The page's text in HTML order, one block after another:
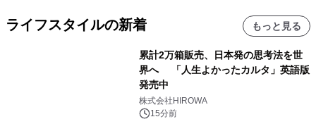
ライフスタイルの新着 もっと見る
累計2万箱販売、日本発の思考法を世
界へ 「人生よかったカルタ」英語版
発売中
株式会社HIROWA
15分前